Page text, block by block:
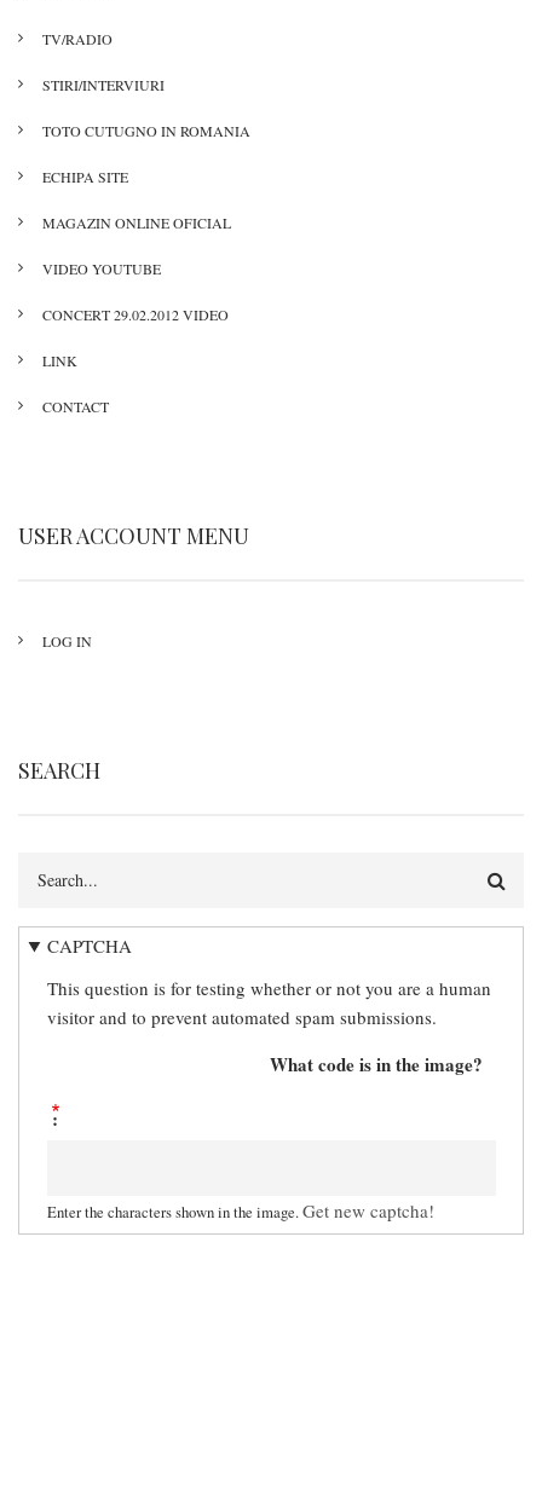
TV/RADIO
STIRI/INTERVIURI
TOTO CUTUGNO IN ROMANIA
ECHIPA SITE
MAGAZIN ONLINE OFICIAL
VIDEO YOUTUBE
CONCERT 29.02.2012 VIDEO
LINK
CONTACT
USER ACCOUNT MENU
LOG IN
SEARCH
CAPTCHA
This question is for testing whether or not you are a human
visitor and to prevent automated spam submissions.
What code is in the image?
Enter the characters shown in the image.Get new captcha!